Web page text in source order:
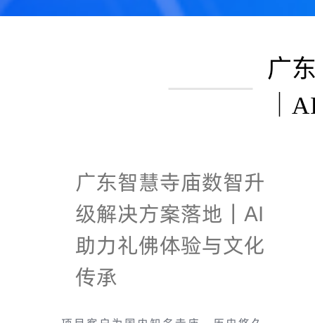
广
｜
广东智慧寺庙数智升
级解决方案落地｜AI
助力礼佛体验与文化
传承